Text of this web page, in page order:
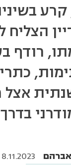
רודף
אצל
אברהם 8.11.2023